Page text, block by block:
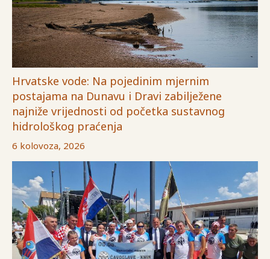
Hrvatske vode: Na pojedinim mjernim
postajama na Dunavu i Dravi zabilježene
najniže vrijednosti od početka sustavnog
hidrološkog praćenja
6 kolovoza, 2026